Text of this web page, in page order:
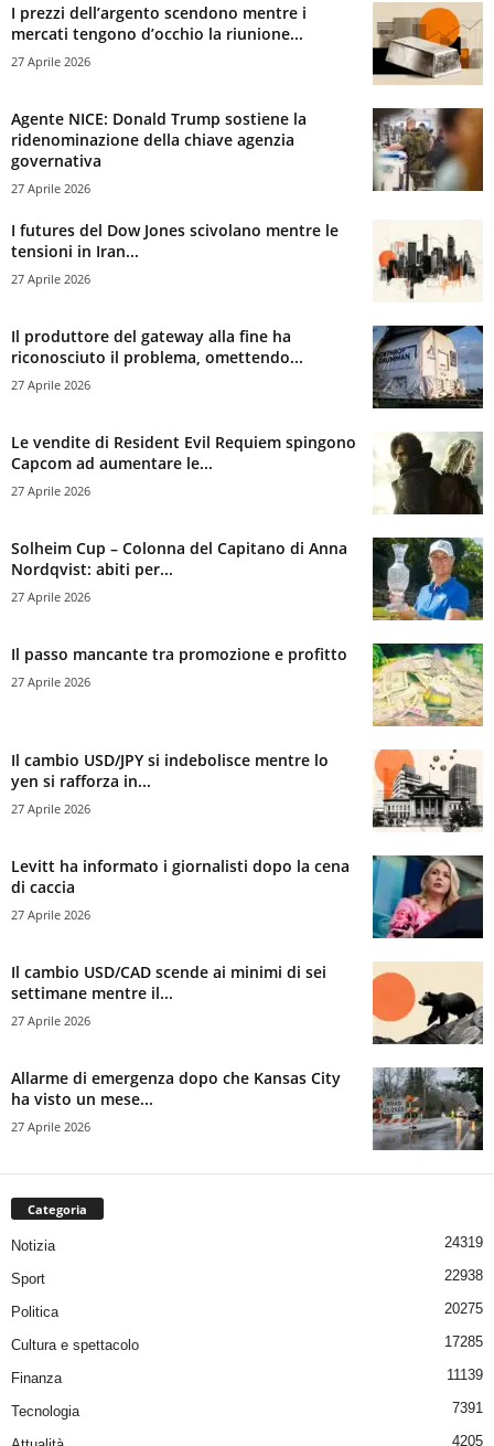
I prezzi dell’argento scendono mentre i
mercati tengono d’occhio la riunione...
27 Aprile 2026
Agente NICE: Donald Trump sostiene la
ridenominazione della chiave agenzia
governativa
27 Aprile 2026
I futures del Dow Jones scivolano mentre le
tensioni in Iran...
27 Aprile 2026
Il produttore del gateway alla fine ha
riconosciuto il problema, omettendo...
27 Aprile 2026
Le vendite di Resident Evil Requiem spingono
Capcom ad aumentare le...
27 Aprile 2026
Solheim Cup – Colonna del Capitano di Anna
Nordqvist: abiti per...
27 Aprile 2026
Il passo mancante tra promozione e profitto
27 Aprile 2026
Il cambio USD/JPY si indebolisce mentre lo
yen si rafforza in...
27 Aprile 2026
Levitt ha informato i giornalisti dopo la cena
di caccia
27 Aprile 2026
Il cambio USD/CAD scende ai minimi di sei
settimane mentre il...
27 Aprile 2026
Allarme di emergenza dopo che Kansas City
ha visto un mese...
27 Aprile 2026
Categoria
Notizia 24319
Sport 22938
Politica 20275
Cultura e spettacolo 17285
Finanza 11139
Tecnologia 7391
4205